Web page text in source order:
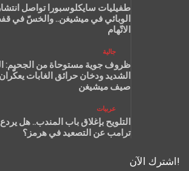
طفيليات سايكلوسبورا تواصل
الوبائي في ميشيغن.. والخسّ في
الاتّهام
جالية
ظروف جوية مستوحاة من الجحيم:
الشديد ودخان حرائق الغابات يعكّران
صيف ميشيغن
عربيات
التلويح بإغلاق باب المندب.. هل يردع
ترامب عن التصعيد في هرمز؟
اشترك الآن!